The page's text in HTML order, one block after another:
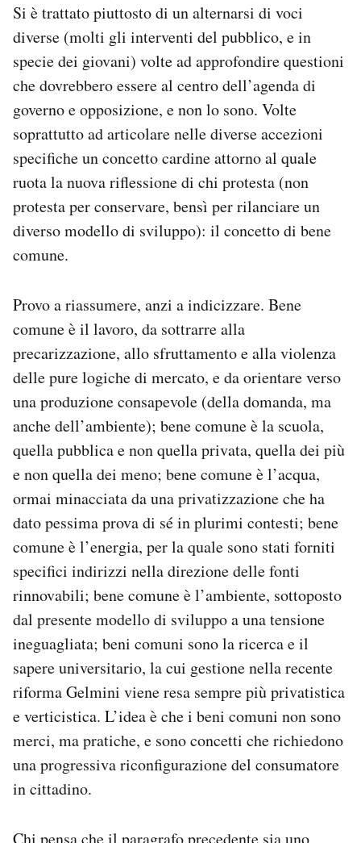
Si è trattato piuttosto di un alternarsi di voci
diverse (molti gli interventi del pubblico, e in
specie dei giovani) volte ad approfondire questioni
che dovrebbero essere al centro dell’agenda di
governo e opposizione, e non lo sono. Volte
soprattutto ad articolare nelle diverse accezioni
specifiche un concetto cardine attorno al quale
ruota la nuova riflessione di chi protesta (non
protesta per conservare, bensì per rilanciare un
diverso modello di sviluppo): il concetto di bene
comune.
Provo a riassumere, anzi a indicizzare. Bene
comune è il lavoro, da sottrarre alla
precarizzazione, allo sfruttamento e alla violenza
delle pure logiche di mercato, e da orientare verso
una produzione consapevole (della domanda, ma
anche dell’ambiente); bene comune è la scuola,
quella pubblica e non quella privata, quella dei più
e non quella dei meno; bene comune è l’acqua,
ormai minacciata da una privatizzazione che ha
dato pessima prova di sé in plurimi contesti; bene
comune è l’energia, per la quale sono stati forniti
specifici indirizzi nella direzione delle fonti
rinnovabili; bene comune è l’ambiente, sottoposto
dal presente modello di sviluppo a una tensione
ineguagliata; beni comuni sono la ricerca e il
sapere universitario, la cui gestione nella recente
riforma Gelmini viene resa sempre più privatistica
e verticistica. L’idea è che i beni comuni non sono
merci, ma pratiche, e sono concetti che richiedono
una progressiva riconfigurazione del consumatore
in cittadino.
Chi pensa che il paragrafo precedente sia uno